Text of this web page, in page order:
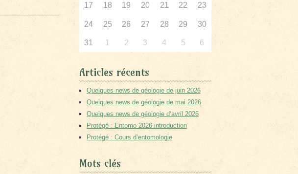
17 18 19 20 21 22 23
24 25 26 27 28 29 30
31 1 2 3 4 5 6
Articles récents
Quelques news de géologie de juin 2026
Quelques news de géologie de mai 2026
Quelques news de géologie d’avril 2026
Protégé : Entomo 2026 introduction
Protégé : Cours d’entomologie
Mots clés